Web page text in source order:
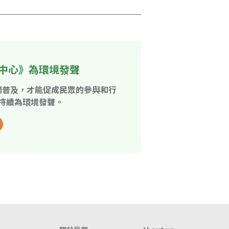
心》為環境發聲
及，才能促成民眾的參與和行
續為環境發聲。